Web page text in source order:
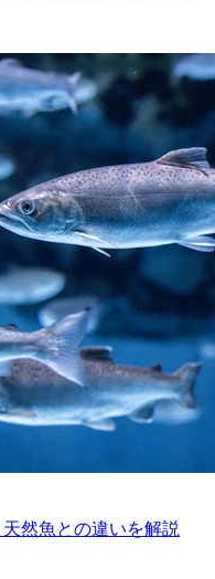
然魚との違いを解説